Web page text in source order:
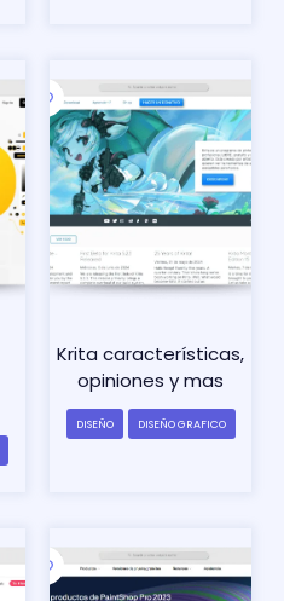
Krita características,
opiniones y mas
DISEÑO DISEÑO GRAFICO